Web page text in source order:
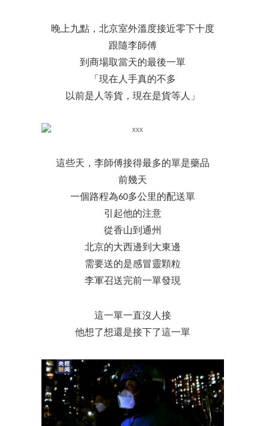
晚上九點，北京室外溫度接近零下十度
跟隨李師傅
到商場取當天的最後一單
「現在人手真的不多
以前是人等貨，現在是貨等人」
這些天，李師傅接得最多的單是藥品
前幾天
一個路程為60多公里的配送單
引起他的注意
從香山到通州
北京的大西邊到大東邊
需要送的是感冒靈顆粒
李軍召送完前一單發現
這一單一直沒人接
他想了想還是接下了這一單